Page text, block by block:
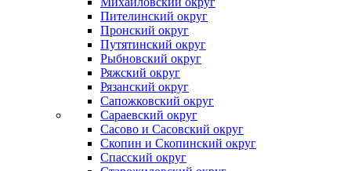
Пителинский округ
Пронский округ
Путятинский округ
Рыбновский округ
Ряжский округ
Рязанский округ
Сапожковский округ
Сараевский округ
Сасово и Сасовский округ
Скопин и Скопинский округ
Спасский округ